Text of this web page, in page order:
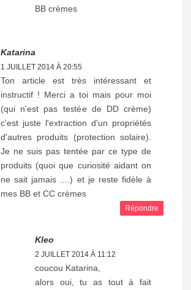
BB crèmes
Katarina
1 JUILLET 2014 À 20:55
Ton article est très intéressant et
instructif ! Merci a toi mais pour moi
(qui n'est pas testée de DD crème)
c'est juste l'extraction d'un propriétés
d'autres produits (protection solaire).
Je ne suis pas tentée par ce type de
produits (quoi que curiosité aidant on
ne sait jamais ....) et je reste fidèle à
mes BB et CC crèmes
Répondre
Kleo
2 JUILLET 2014 À 11:12
coucou Katarina,
alors oui, tu as tout à fait